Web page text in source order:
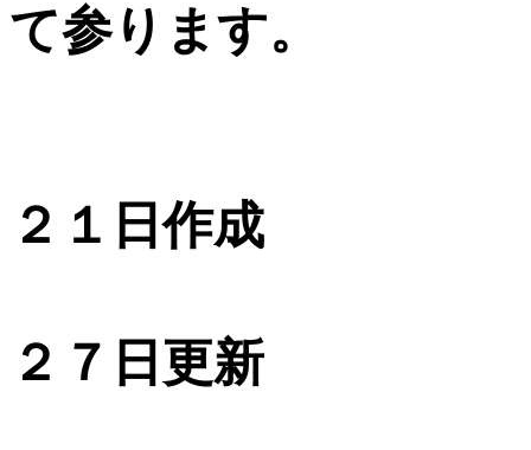
て参ります。
２１日作成
２７日更新